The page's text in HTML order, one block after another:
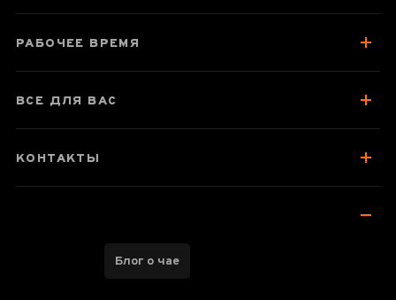
РАБОЧЕЕ ВРЕМЯ
ВСЕ ДЛЯ ВАС
КОНТАКТЫ
Блог о чае